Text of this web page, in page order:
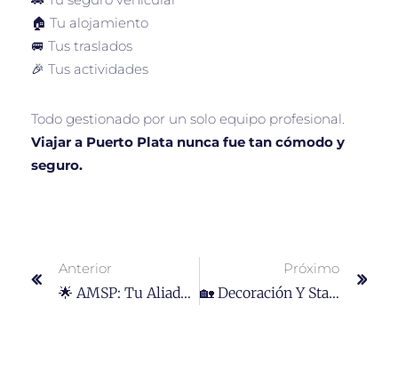
🏠 Tu alojamiento
🚐 Tus traslados
🎉 Tus actividades
Todo gestionado por un solo equipo profesional.
Viajar a Puerto Plata nunca fue tan cómodo y
seguro.
Anterior
🌟 AMSP: Tu Aliado Integral En Transporte, Alojamiento Y Marketing Digital
Próximo
🏡 Decoración Y Staging Inmobiliario: La Clave Para Vender O Alquilar Más Rápido En Puerto Plata